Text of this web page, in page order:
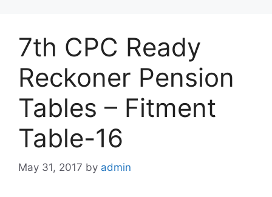
7th CPC Ready
Reckoner Pension
Tables – Fitment
Table-16
May 31, 2017 by admin